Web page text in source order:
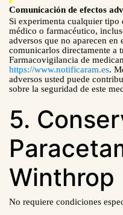
Comunicación de efectos
Si experimenta cualquier tipo
médico o farmacéutico,
adversos que no aparecen en
comunicarlos directamente a
Farmacovigilancia de
https://www.notificaram.es.
adversos usted puede
sobre la seguridad de este
5.
Winthrop
No requiere condiciones